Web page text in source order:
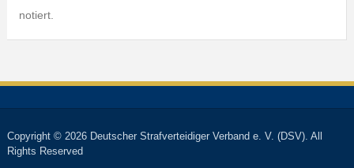
notiert.
Copyright © 2026 Deutscher Strafverteidiger Verband e. V. (DSV). All
Rights Reserved